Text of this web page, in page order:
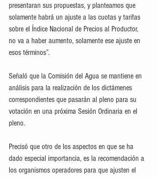
presentaran sus propuestas, y planteamos que
solamente habrá un ajuste a las cuotas y tarifas
sobre el Índice Nacional de Precios al Productor,
no va a haber aumento, solamente ese ajuste en
esos términos”.
Señaló que la Comisión del Agua se mantiene en
análisis para la realización de los dictámenes
correspondientes que pasarán al pleno para su
votación en una próxima Sesión Ordinaria en el
pleno.
Precisó que otro de los aspectos en que se ha
dado especial importancia, es la recomendación a
los organismos operadores para que ajusten el